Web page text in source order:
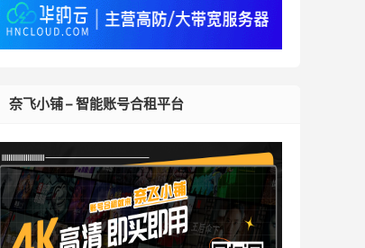
奈飞小铺 – 智能账号合租平台